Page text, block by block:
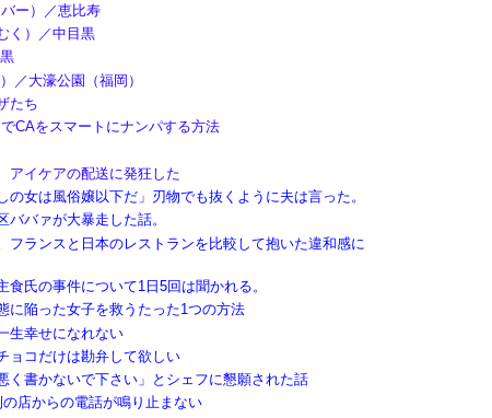
ー）／恵比寿
く）／中目黒
／大濠公園（福岡）
たち
CAをスマートにナンパする方法
アイケアの配送に発狂した
の女は風俗嬢以下だ」刃物でも抜くように夫は言った。
バァが大暴走した話。
フランスと日本のレストランを比較して抱いた違和感に
食氏の事件について1日5回は聞かれる。
に陥った女子を救うたった1つの方法
生幸せになれない
ョコだけは勘弁して欲しい
く書かないで下さい」とシェフに懇願された話
店からの電話が鳴り止まない